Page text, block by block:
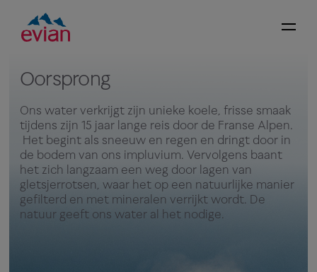
Oorsprong
Ons water verkrijgt zijn unieke koele, frisse smaak
tijdens zijn 15 jaar lange reis door de Franse Alpen.
Het begint als sneeuw en regen en dringt door in
de bodem van ons impluvium. Vervolgens baant
het zich langzaam een weg door lagen van
gletsjerrotsen, waar het op een natuurlijke manier
gefilterd en met mineralen verrijkt wordt. De
natuur geeft ons water al het nodige.